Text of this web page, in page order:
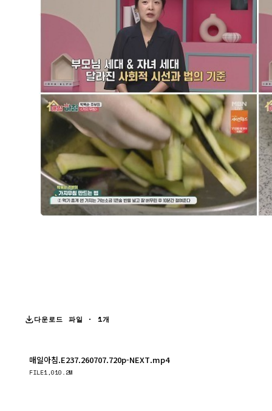
다운로드 파일 · 1개
매일아침.E237.260707.720p-NEXT.mp4
FILE1,010.2M